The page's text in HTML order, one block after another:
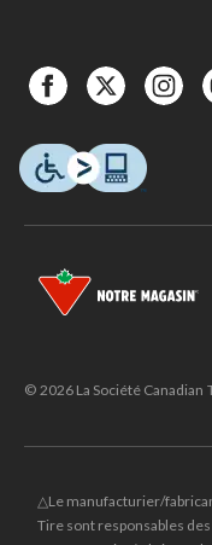
© 2026 La Société
△Le manufacturier/
Tire sont responsables